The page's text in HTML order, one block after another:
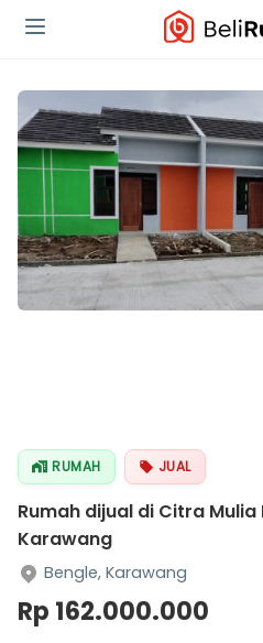
RUMAH JUAL
Rumah dijual di Citra Mulia
Karawang
Bengle, Karawang
Rp 162.000.000